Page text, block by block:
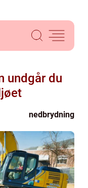
undgår du
nedbrydning